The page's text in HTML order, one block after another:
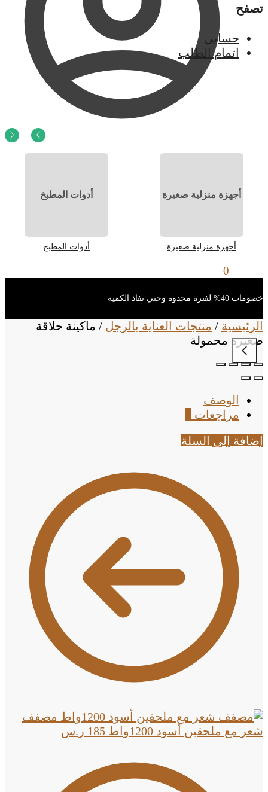
تصفح
حسابي
اتمام الطلب
أجهزة منزلية صغيرة
أجهزة منزلية صغيرة
أدوات المطبخ
أدوات المطبخ
0
خصومات 40% لفترة محدوة وحتي نفاذ الكمية
الرئيسية / منتجات العناية بالرجل / ماكينة حلاقة
صغيرة محمولة
الوصف
مراجعات
إضافة إلى السلة
مصفف
شعر مع ملحقين أسود 1200واط
185 ر.س